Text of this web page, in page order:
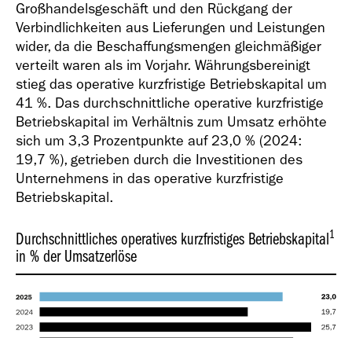
Großhandelsgeschäft und den Rückgang der
Verbindlichkeiten aus Lieferungen und Leistungen
wider, da die Beschaffungsmengen gleichmäßiger
verteilt waren als im Vorjahr. Währungsbereinigt
stieg das operative kurzfristige Betriebskapital um
41 %. Das durchschnittliche operative kurzfristige
Betriebskapital im Verhältnis zum Umsatz erhöhte
sich um 3,3 Prozentpunkte auf 23,0 % (2024:
19,7 %), getrieben durch die Investitionen des
Unternehmens in das operative kurzfristige
Betriebskapital.
Durchschnittliches operatives kurzfristiges Betriebskapital1
in % der Umsatzerlöse